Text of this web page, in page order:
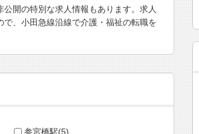
開の特別な求人情報もあります。求人
、小田急線沿線で介護・福祉の転職を
参宮橋駅(5)